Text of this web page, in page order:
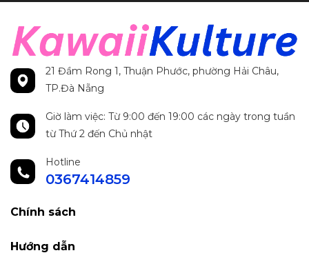
21 Đầm Rong 1, Thuận Phước, phường Hải Châu,
TP.Đà Nẵng
Giờ làm việc: Từ 9:00 đến 19:00 các ngày trong tuần
từ Thứ 2 đến Chủ nhật
Hotline
0367414859
Chính sách
Hướng dẫn